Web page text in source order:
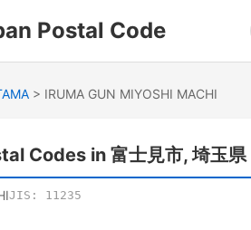
Postal Code
> IRUMA GUN MIYOSHI MACHI
Codes in 富士見市, 埼玉県
JIS: 11235